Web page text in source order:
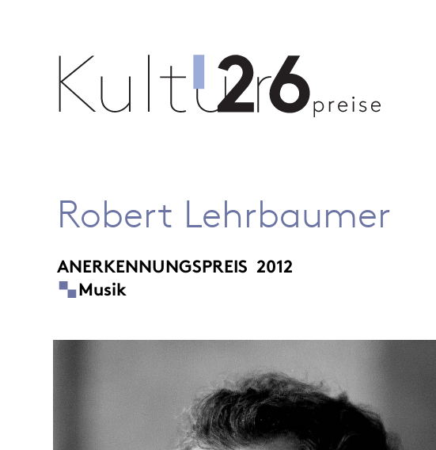
Robert Lehrbaumer
ANERKENNUNGSPREIS 2012
Musik